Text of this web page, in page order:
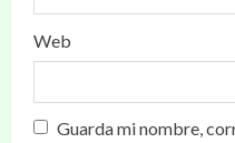
Web
Guarda mi nombre,